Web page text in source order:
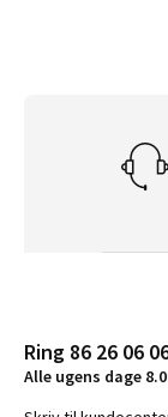
Ring 86 26 06
Alle ugens dage